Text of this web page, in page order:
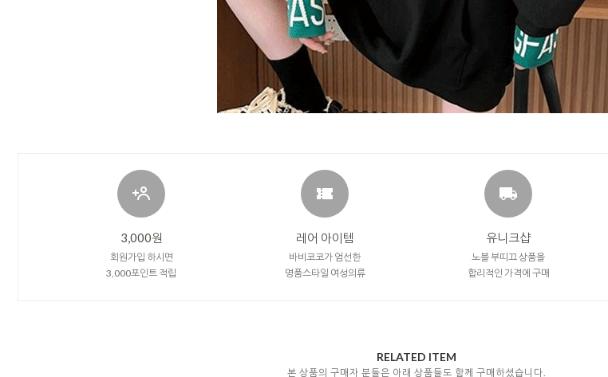
3,000원
회원가입 하시면
3,000포인트 적립
레어 아이템
바비코코가 엄선한
명품스타일 여성의류
유니크샵
노블 부띠끄 상품을
합리적인 가격에 구매
RELATED ITEM
본 상품의 구매자 분들은 아래 상품들도 함께 구매하셨습니다.